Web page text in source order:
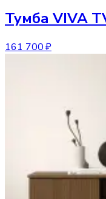
Тумба VIVA
161 700 ₽